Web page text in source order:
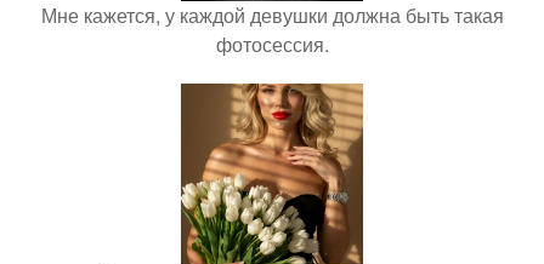
Мне кажется, у каждой девушки должна быть такая
фотосессия.